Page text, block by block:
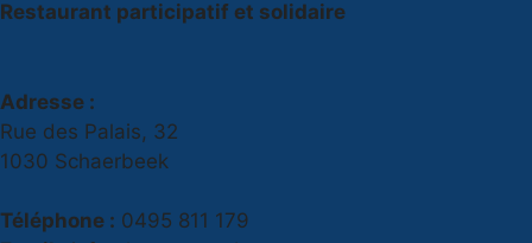
Restaurant participatif et solidaire
Adresse :
Rue des Palais, 32
1030 Schaerbeek
Téléphone : 0495 811 179